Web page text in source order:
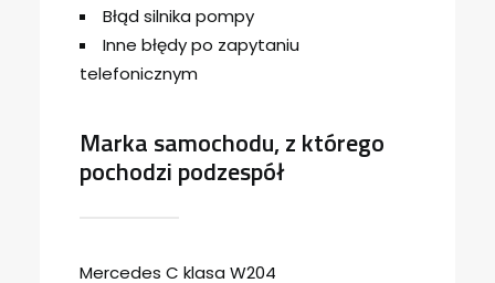
Błąd silnika pompy
Inne błędy po zapytaniu
telefonicznym
Marka samochodu, z którego
pochodzi podzespół
Mercedes C klasa W204